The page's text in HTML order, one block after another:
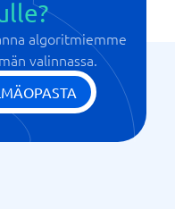
algoritmiemme
valinnassa.